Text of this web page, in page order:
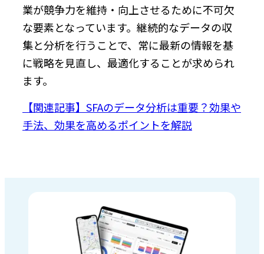
業が競争力を維持・向上させるために不可欠
な要素となっています。継続的なデータの収
集と分析を行うことで、常に最新の情報を基
に戦略を見直し、最適化することが求められ
ます。
【関連記事】SFAのデータ分析は重要？効果や
手法、効果を高めるポイントを解説